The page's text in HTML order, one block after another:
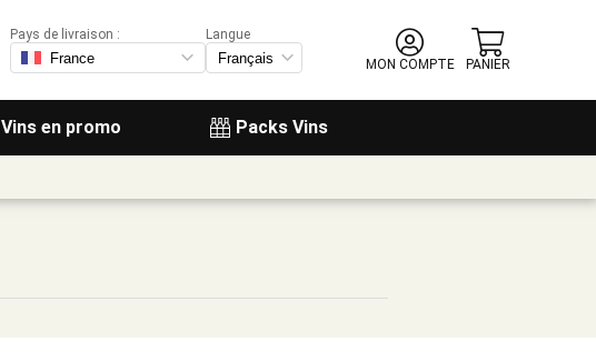
Vins en promo Packs Vins
Pays de livraison :
Langue
MON COMPTE
PANIER